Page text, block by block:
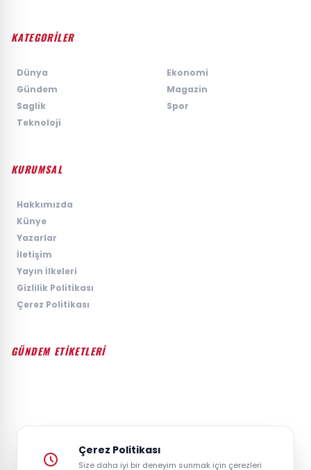
KATEGORİLER
Dünya
Ekonomi
Gündem
Magazin
Saglik
Spor
Teknoloji
KURUMSAL
Hakkımızda
Künye
Yazarlar
İletişim
Yayın İlkeleri
Gizlilik Politikası
Çerez Politikası
GÜNDEM ETİKETLERİ
Çerez Politikası
Size daha iyi bir deneyim sunmak için çerezleri